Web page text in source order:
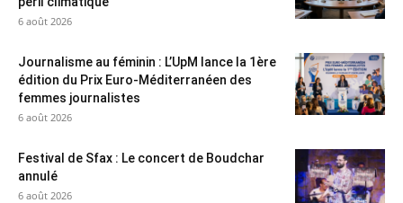
6 août 2026
Journalisme au féminin : L’UpM lance la 1ère
édition du Prix Euro-Méditerranéen des
femmes journalistes
6 août 2026
Festival de Sfax : Le concert de Boudchar
annulé
6 août 2026